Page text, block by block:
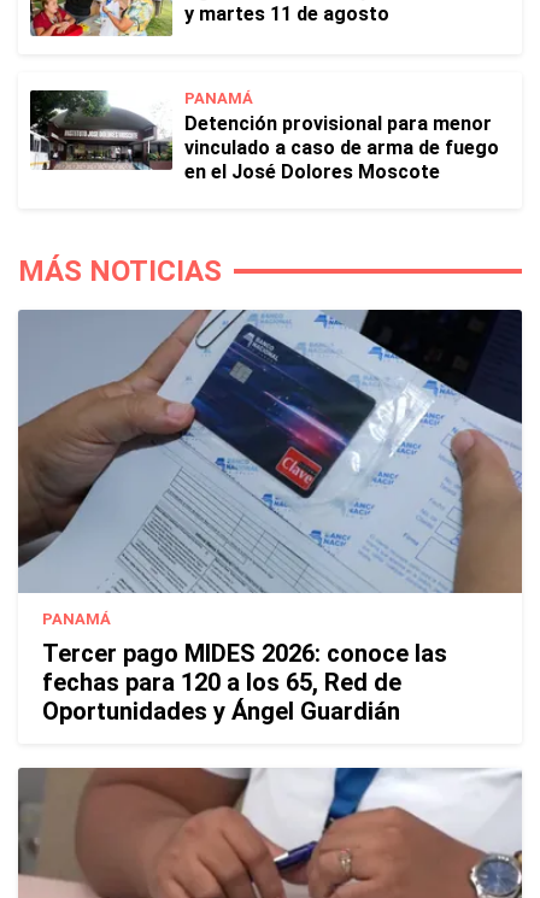
y martes 11 de agosto
PANAMÁ
Detención provisional para menor
vinculado a caso de arma de fuego
en el José Dolores Moscote
MÁS NOTICIAS
PANAMÁ
Tercer pago MIDES 2026: conoce las
fechas para 120 a los 65, Red de
Oportunidades y Ángel Guardián